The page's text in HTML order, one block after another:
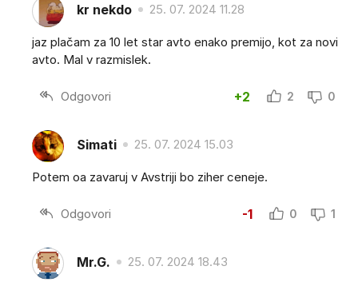
kr nekdo 25. 07. 2024 11.28
jaz plačam za 10 let star avto enako premijo, kot za novi
avto. Mal v razmislek.
Odgovori +2 2 0
Simati 25. 07. 2024 15.03
Potem oa zavaruj v Avstriji bo ziher ceneje.
Odgovori -1 0 1
Mr.G. 25. 07. 2024 18.43